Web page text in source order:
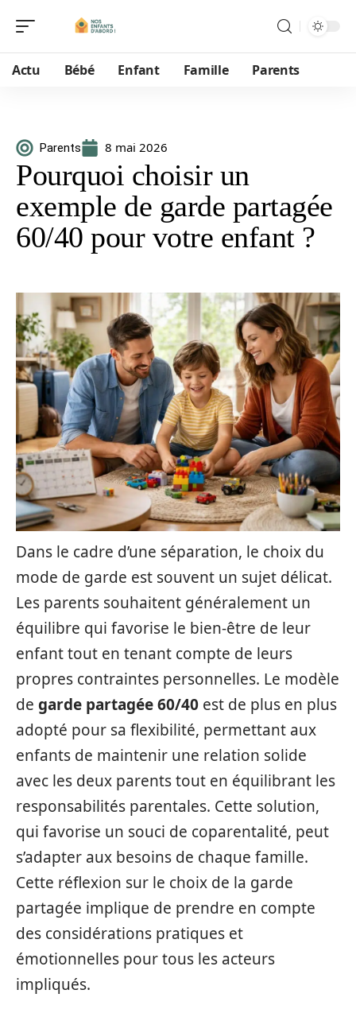
Actu Bébé Enfant Famille Parents
Parents 8 mai 2026
Pourquoi choisir un
exemple de garde partagée
60/40 pour votre enfant ?
Dans le cadre d’une séparation, le choix du
mode de garde est souvent un sujet délicat.
Les parents souhaitent généralement un
équilibre qui favorise le bien-être de leur
enfant tout en tenant compte de leurs
propres contraintes personnelles. Le modèle
de garde partagée 60/40 est de plus en plus
adopté pour sa flexibilité, permettant aux
enfants de maintenir une relation solide
avec les deux parents tout en équilibrant les
responsabilités parentales. Cette solution,
qui favorise un souci de coparentalité, peut
s’adapter aux besoins de chaque famille.
Cette réflexion sur le choix de la garde
partagée implique de prendre en compte
des considérations pratiques et
émotionnelles pour tous les acteurs
impliqués.